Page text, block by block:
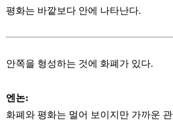
평화는 바깥보다 안에 나타난다.
안쪽을 형성하는 것에 화폐가 있다.
엔논:
화폐와 평화는 멀어 보이지만 가까운 관